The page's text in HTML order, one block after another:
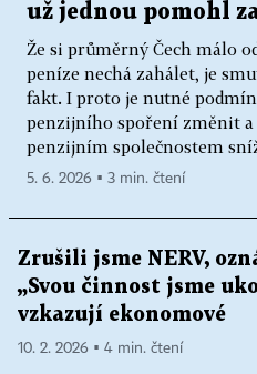
už jednou pomohl
Že si průměrný Čech málo
peníze nechá zahálet, je
fakt. I proto je nutné
penzijního spoření změnit a
penzijním společnostem
5. 6. 2026 ▪ 3 min. čtení
Zrušili jsme NERV,
„Svou činnost jsme
vzkazují ekonomové
10. 2. 2026 ▪ 4 min. čtení